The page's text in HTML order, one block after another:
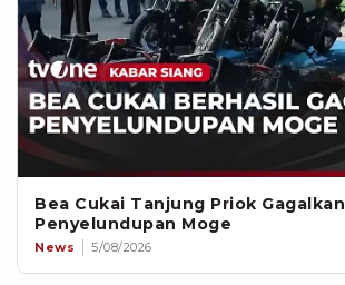
Bea Cukai Tanjung Priok Gagalkan
Penyelundupan Moge
News 5/08/2026